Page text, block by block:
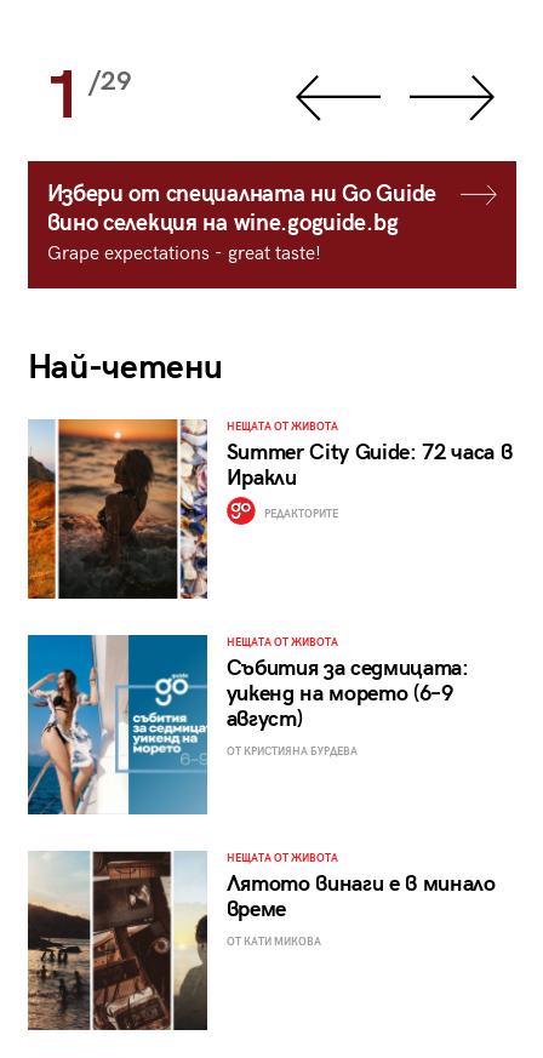
1 /29
Избери от специалната ни Go Guide
вино селекция на wine.goguide.bg
Grape expectations - great taste!
Най-четени
НЕЩАТА ОТ ЖИВОТА
Summer City Guide: 72 часа в
Иракли
РЕДАКТОРИТЕ
НЕЩАТА ОТ ЖИВОТА
Събития за седмицата:
уикенд на морето (6–9
август)
ОТ КРИСТИЯНА БУРДЕВА
НЕЩАТА ОТ ЖИВОТА
Лятото винаги е в минало
време
ОТ КАТИ МИКОВА